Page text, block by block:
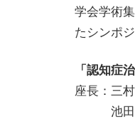
学会学術
たシンポ
「認知症
座長：
池